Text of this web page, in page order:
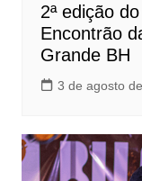
2ª edição
Encontrão
Grande BH
3 de agosto